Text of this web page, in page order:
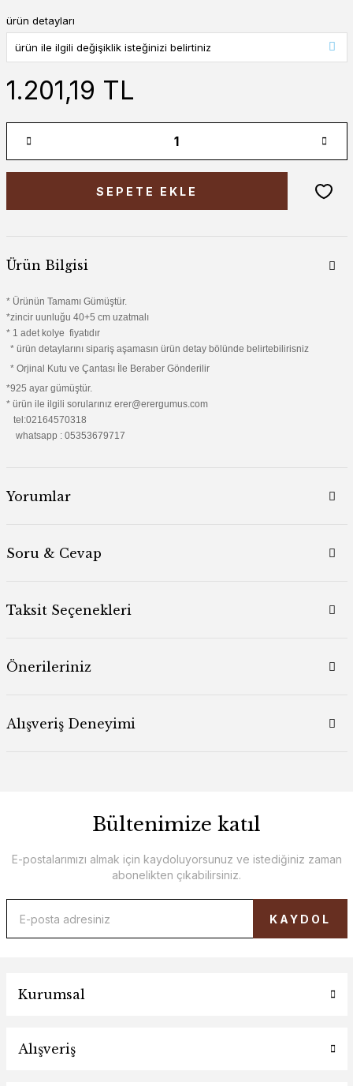
ürün detayları
1.201,19 TL
SEPETE EKLE
Ürün Bilgisi
* Ürünün Tamamı Gümüştür.
*zincir uunluğu 40+5 cm uzatmalı
* 1 adet kolye fiyatıdır
* ürün detaylarını sipariş aşamasın ürün detay bölünde belirtebilirisniz
* Orjinal Kutu ve Çantası İle Beraber Gönderilir
*925 ayar gümüştür.
* ürün ile ilgili sorularınız erer@erergumus.com
tel:02164570318
whatsapp : 05353679717
Yorumlar
Soru & Cevap
Taksit Seçenekleri
Önerileriniz
Alışveriş Deneyimi
Bültenimize katıl
E-postalarımızı almak için kaydoluyorsunuz ve istediğiniz zaman
abonelikten çıkabilirsiniz.
KAYDOL
Kurumsal
Alışveriş